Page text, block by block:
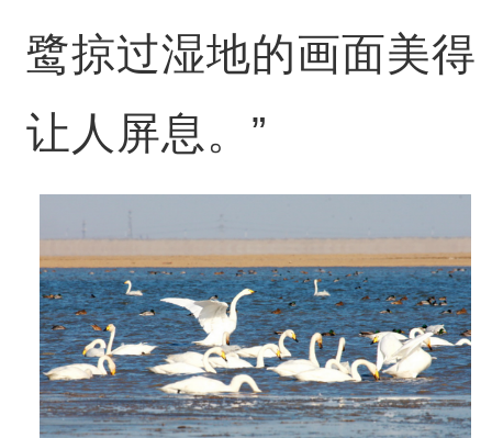
鹭掠过湿地的画面美得
让人屏息。”